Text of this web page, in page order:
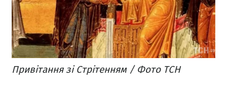
Привітання зі Стрітенням / Фото ТСН